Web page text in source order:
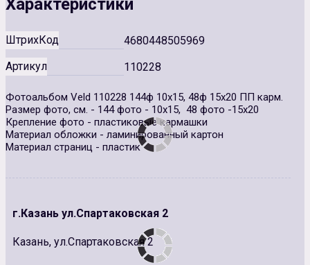
Характеристики
ШтрихКод
4680448505969
Артикул
110228
Фотоальбом Veld 110228 144ф 10х15, 48ф 15х20 ПП карм.
Размер фото, см. - 144 фото - 10х15, 48 фото -15х20
Крепление фото - пластиковые кармашки
Материал обложки - ламинированный картон
Материал страниц - пластик
г.Казань ул.Спартаковская 2
Казань, ул.Спартаковская 2